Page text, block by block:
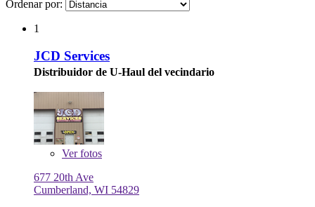
Ordenar por:
1
JCD Services
Distribuidor de U-Haul del vecindario
Verfotos
677 20th Ave
Cumberland, WI 54829